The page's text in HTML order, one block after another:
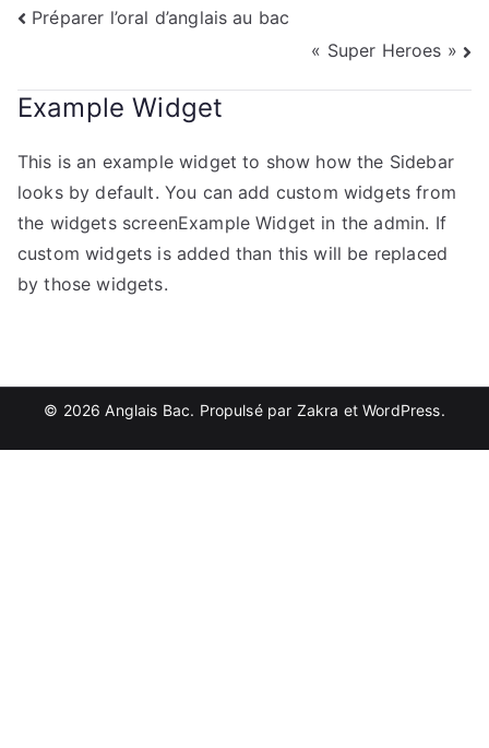
Navigation
l’article
Préparer l’oral d’anglais au bac
« Super Heroes »
Example Widget
This is an example widget to show how the Sidebar
looks by default. You can add custom widgets from
the widgets screenExample Widget in the admin. If
custom widgets is added than this will be replaced
by those widgets.
© 2026Anglais Bac. Propulsé par Zakra etWordPress.